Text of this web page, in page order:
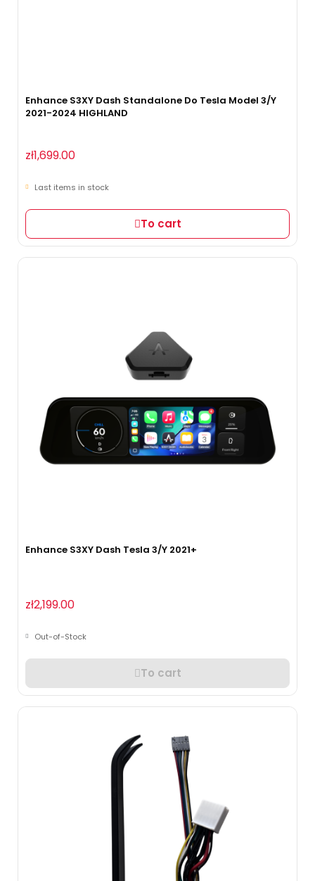
Enhance S3XY Dash Standalone Do Tesla Model 3/Y
2021-2024 HIGHLAND
zł1,699.00
Last items in stock
To cart
Enhance S3XY Dash Tesla 3/Y 2021+
zł2,199.00
Out-of-Stock
To cart